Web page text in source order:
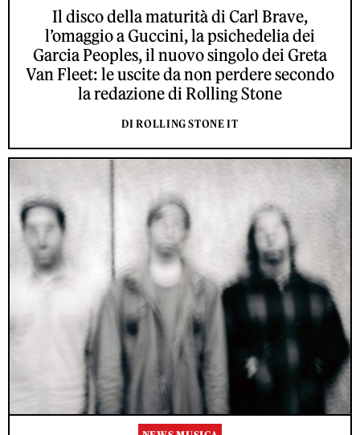
Il disco della maturità di Carl Brave,
l’omaggio a Guccini, la psichedelia dei
Garcia Peoples, il nuovo singolo dei Greta
Van Fleet: le uscite da non perdere secondo
la redazione di Rolling Stone
DI ROLLING STONE IT